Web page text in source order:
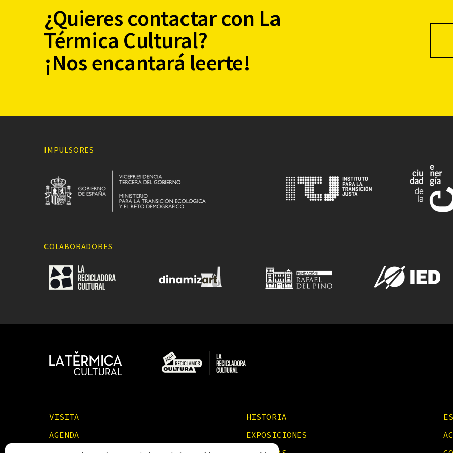
¿Quieres contactar con La
Térmica Cultural?
¡Nos encantará leerte!
IMPULSORES
COLABORADORES
VISITA HISTORIA
AGENDA
EXPOSICIONES